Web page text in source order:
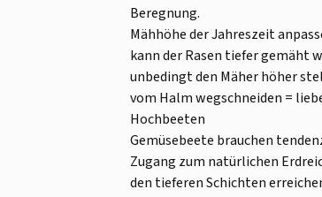
Beregnung.
Mähhöhe der Jahreszeit
kann der Rasen tiefer gemäht
unbedingt den Mäher höher
vom Halm wegschneiden =
Hochbeeten
Gemüsebeete brauchen
Zugang zum natürlichen
den tieferen Schichten